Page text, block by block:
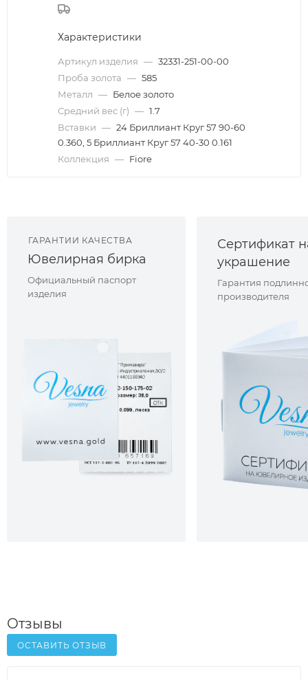
Характеристики
Артикул изделия — 32331-251-00-00
Проба золота — 585
Металл — Белое золото
Средний вес (г) — 1.7
Вставки — 24 Бриллиант Круг 57 90-60
0.360, 5 Бриллиант Круг 57 40-30 0.161
Коллекция — Fiore
ГАРАНТИИ КАЧЕСТВА
Ювелирная бирка
Официальный паспорт
изделия
Сертификат
украшение
Гарантия
производителя
Отзывы
ОСТАВИТЬ ОТЗЫВ